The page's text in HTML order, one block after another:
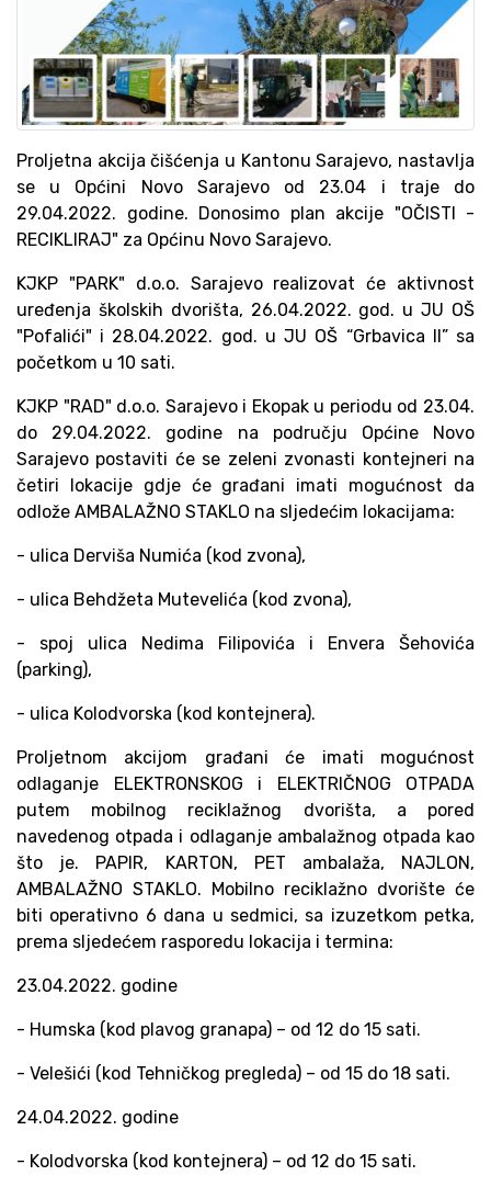
Proljetna akcija čišćenja u Kantonu Sarajevo, nastavlja
se u Općini Novo Sarajevo od 23.04 i traje do
29.04.2022. godine. Donosimo plan akcije "OČISTI -
RECIKLIRAJ" za Općinu Novo Sarajevo.
KJKP "PARK" d.o.o. Sarajevo realizovat će aktivnost
uređenja školskih dvorišta, 26.04.2022. god. u JU OŠ
"Pofalići" i 28.04.2022. god. u JU OŠ “Grbavica II” sa
početkom u 10 sati.
KJKP "RAD" d.o.o. Sarajevo i Ekopak u periodu od 23.04.
do 29.04.2022. godine na području Općine Novo
Sarajevo postaviti će se zeleni zvonasti kontejneri na
četiri lokacije gdje će građani imati mogućnost da
odlože AMBALAŽNO STAKLO na sljedećim lokacijama:
- ulica Derviša Numića (kod zvona),
- ulica Behdžeta Mutevelića (kod zvona),
- spoj ulica Nedima Filipovića i Envera Šehovića
(parking),
- ulica Kolodvorska (kod kontejnera).
Proljetnom akcijom građani će imati mogućnost
odlaganje ELEKTRONSKOG i ELEKTRIČNOG OTPADA
putem mobilnog reciklažnog dvorišta, a pored
navedenog otpada i odlaganje ambalažnog otpada kao
što je. PAPIR, KARTON, PET ambalaža, NAJLON,
AMBALAŽNO STAKLO. Mobilno reciklažno dvorište će
biti operativno 6 dana u sedmici, sa izuzetkom petka,
prema sljedećem rasporedu lokacija i termina:
23.04.2022. godine
- Humska (kod plavog granapa) – od 12 do 15 sati.
- Velešići (kod Tehničkog pregleda) – od 15 do 18 sati.
24.04.2022. godine
- Kolodvorska (kod kontejnera) – od 12 do 15 sati.